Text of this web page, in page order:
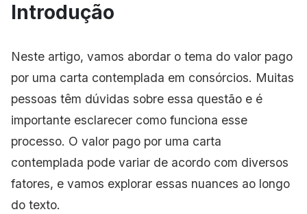
Introdução
Neste artigo, vamos abordar o tema do valor pago
por uma carta contemplada em consórcios. Muitas
pessoas têm dúvidas sobre essa questão e é
importante esclarecer como funciona esse
processo. O valor pago por uma carta
contemplada pode variar de acordo com diversos
fatores, e vamos explorar essas nuances ao longo
do texto.